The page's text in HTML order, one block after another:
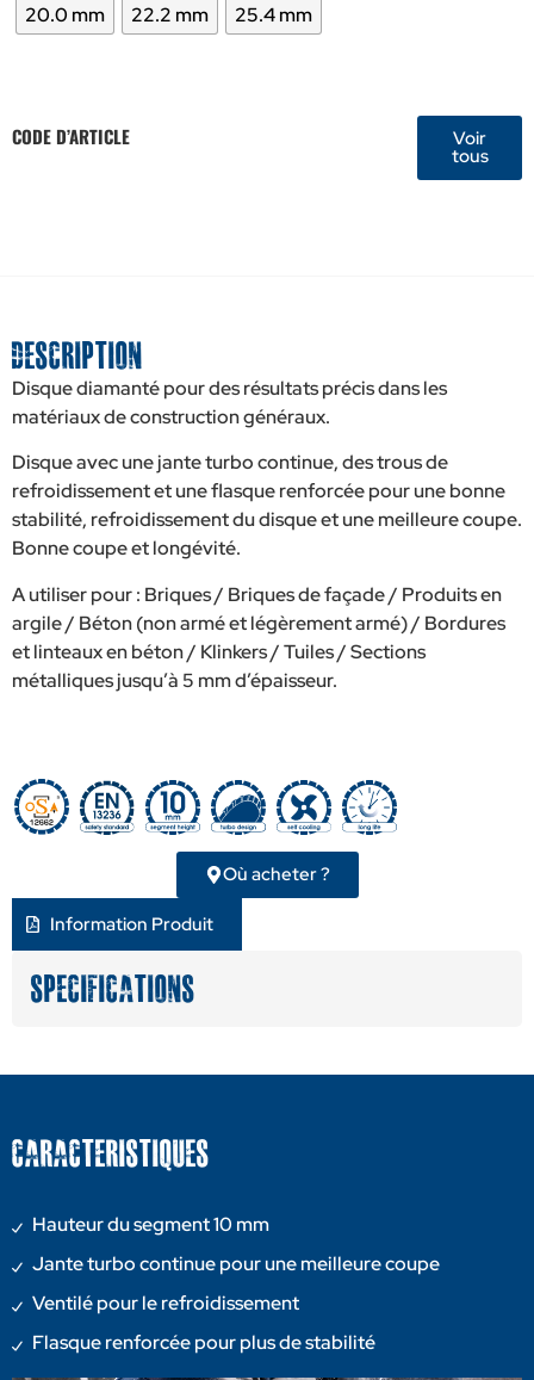
20.0 mm
22.2 mm 25.4 mm
CODE D’ARTICLE Voir
tous
Description
Disque diamanté pour des résultats précis dans les
matériaux de construction généraux.
Disque avec une jante turbo continue, des trous de
refroidissement et une flasque renforcée pour une bonne
stabilité, refroidissement du disque et une meilleure coupe.
Bonne coupe et longévité.
A utiliser pour : Briques / Briques de façade / Produits en
argile / Béton (non armé et légèrement armé) / Bordures
et linteaux en béton / Klinkers / Tuiles / Sections
métalliques jusqu’à 5 mm d’épaisseur.
Où acheter ?
Information Produit
Specifications
CARACTERISTIQUES
Hauteur du segment 10 mm
Jante turbo continue pour une meilleure coupe
Ventilé pour le refroidissement
Flasque renforcée pour plus de stabilité